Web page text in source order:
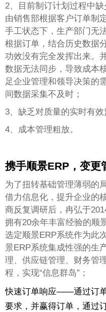
2、目前制订计划过程中
由销售部根据客户订单制
手工状态下，生产部门无
根据订单，结合历史数据
功效没有完全发挥出来。
数据无法同步，导致成本
足企业管理和领导决策的
间数据采集不及时；
3、缺乏对质量的实时有效
4、成本管理粗放。
携手顺景ERP，变更
为了扭转基础管理薄弱的
借力信息化，提升企业的
商反复调研后，冉弘于
拥有20余年丰富经验的顺
选定顺景ERP系统作为此
景ERP系统集成性强的生
理、供应链管理、财务管
程，实现“信息群岛”；
快速订单响应——通过订
要求，并赢得订单，通过